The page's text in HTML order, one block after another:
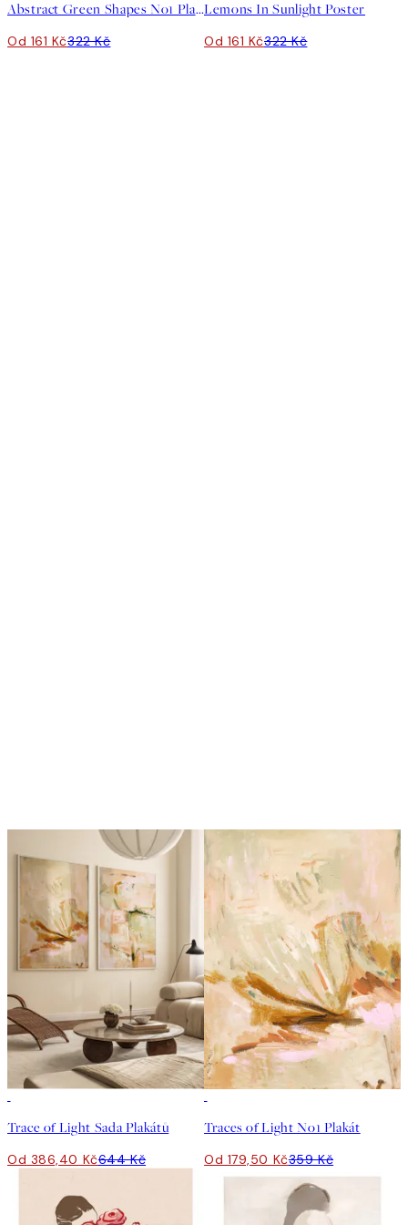
Abstract Green Shapes No1 Plakát
Od 161 Kč322 Kč
Lemons In Sunlight Poster
Od 161 Kč322 Kč
Trace of Light Sada Plakátů
Od 386,40 Kč644 Kč
Traces of Light No1 Plakát
Od 179,50 Kč359 Kč